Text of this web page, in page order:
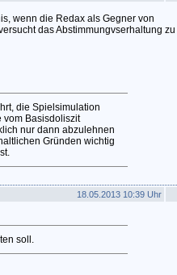
wenn die Redax als Gegner von
das Abstimmungvserhaltung zu
die Spielsimulation
vom Basisdoliszit
nur dann abzulehnen
Gründen wichtig
18.05.2013 10:39 Uhr
soll.